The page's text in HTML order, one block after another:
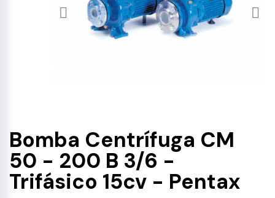
Bomba Centrífuga CM
50 - 200 B 3/6 -
Trifásico 15cv - Pentax